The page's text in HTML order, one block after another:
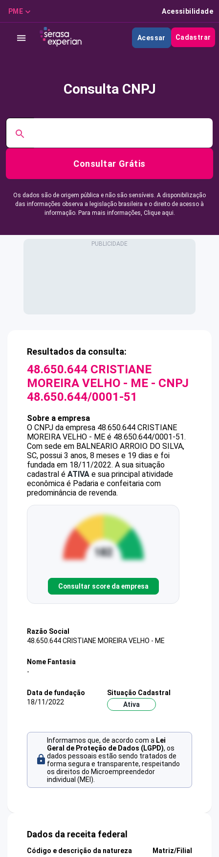
PME Acessibilidade
Acessar Cadastrar
Consulta CNPJ
Consultar Grátis
Os dados são de origem pública e não são sensíveis. A disponibilização
das informações observa a legislação brasileira e o direito de acesso à
informação. Para mais informações, Clique aqui.
Resultados da consulta:
48.650.644 CRISTIANE
MOREIRA VELHO - ME - CNPJ
48.650.644/0001-51
Sobre a empresa
O CNPJ da empresa 48.650.644 CRISTIANE
MOREIRA VELHO - ME é 48.650.644/0001-51.
Com sede em BALNEARIO ARROIO DO SILVA,
SC, possui 3 anos, 8 meses e 19 dias e foi
fundada em 18/11/2022. A sua situação
cadastral é ATIVA e sua principal atividade
econômica é Padaria e confeitaria com
predominância de revenda.
Consultar score da empresa
Razão Social
48.650.644 CRISTIANE MOREIRA VELHO - ME
Nome Fantasia
-
Data de fundação
18/11/2022
Situação Cadastral
Ativa
Informamos que, de acordo com a Lei
Geral de Proteção de Dados (LGPD), os
dados pessoais estão sendo tratados de
forma segura e transparente, respeitando
os direitos do Microempreendedor
individual (MEI).
Dados da receita federal
Código e descrição da natureza
Matriz/Filial